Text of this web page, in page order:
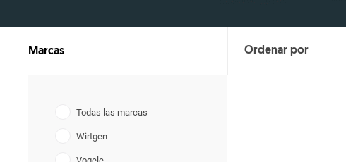
Marcas
Todas las marcas
Wirtgen
Vogele